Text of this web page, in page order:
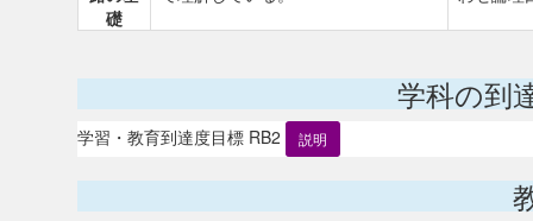
礎
学科の到
学習・教育到達度目標 RB2 説明